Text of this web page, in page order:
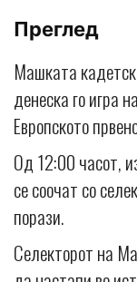
Преглед
Машката
денеска го игра
Европското
Од 12:00 часот,
се соочат со
порази.
Селекторот на